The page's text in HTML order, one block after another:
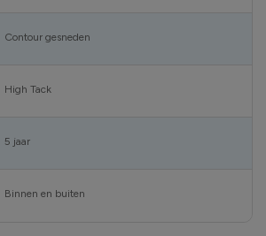
Contour gesneden
High Tack
5 jaar
Binnen en buiten